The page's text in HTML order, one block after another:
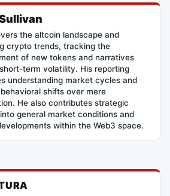
the altcoin landscape and
crypto trends, tracking the
of new tokens and narratives
term volatility. His reporting
understanding market cycles and
shifts over mere
He also contributes strategic
general market conditions and
within the Web3 space.